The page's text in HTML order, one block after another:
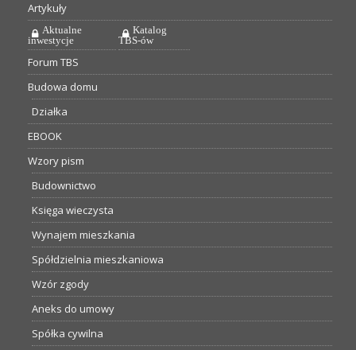
Artykuły
Aktualne
inwestycje
Katalog
TBS-ów
Forum TBS
Budowa domu
Działka
EBOOK
Wzory pism
Budownictwo
Księga wieczysta
Wynajem mieszkania
Spółdzielnia mieszkaniowa
Wzór zgody
Aneks do umowy
Spółka cywilna